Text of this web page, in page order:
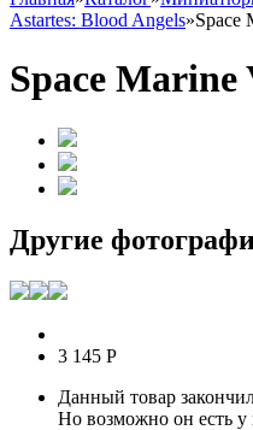
Astartes: Blood Angels»Space
Space
Другие
3 145 Р
Данный товар
Но возможно он есть у